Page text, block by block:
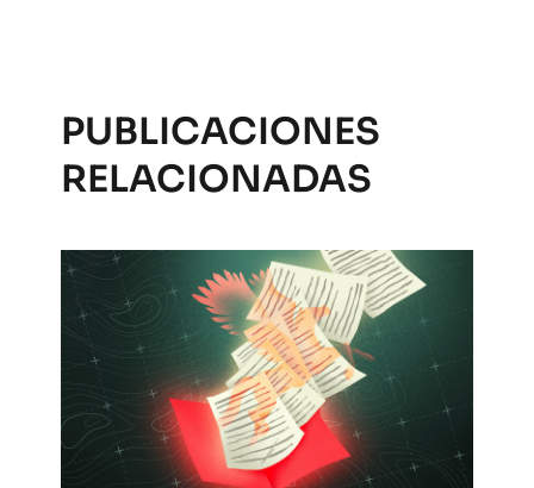
PUBLICACIONES
RELACIONADAS